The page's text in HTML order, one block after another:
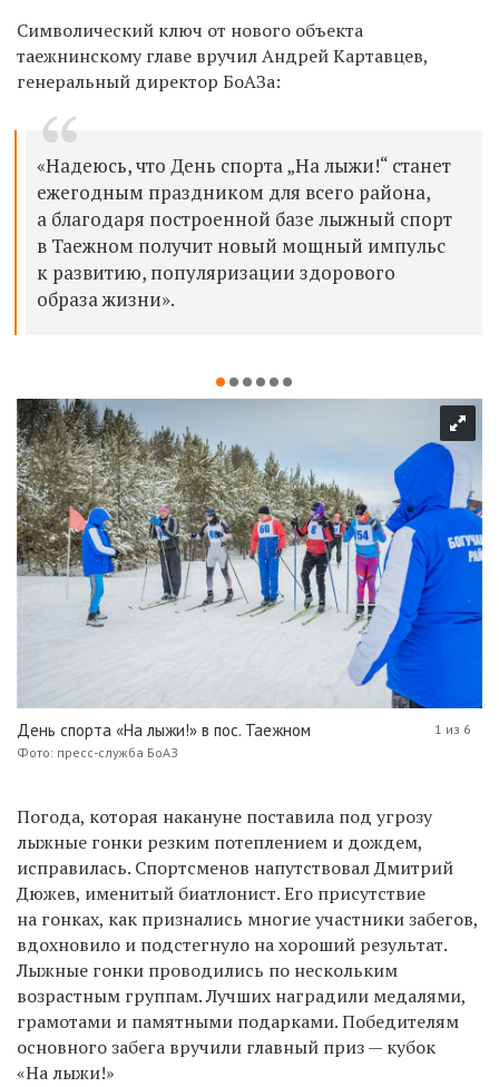
Символический ключ от нового объекта
таежнинскому главе вручил Андрей Картавцев,
генеральный директор БоАЗа:
«Надеюсь, что День спорта „На лыжи!“ станет
ежегодным праздником для всего района,
а благодаря построенной базе лыжный спорт
в Таежном получит новый мощный импульс
к развитию, популяризации здорового
образа жизни».
День спорта «На лыжи!» в пос. Таежном
Фото: пресс-служба БоАЗ
1 из 6
Погода, которая накануне поставила под угрозу
лыжные гонки резким потеплением и дождем,
исправилась. Спортсменов напутствовал Дмитрий
Дюжев, именитый биатлонист. Его присутствие
на гонках, как признались многие участники забегов,
вдохновило и подстегнуло на хороший результат.
Лыжные гонки проводились по нескольким
возрастным группам. Лучших наградили медалями,
грамотами и памятными подарками. Победителям
основного забега вручили главный приз — кубок
«На лыжи!»